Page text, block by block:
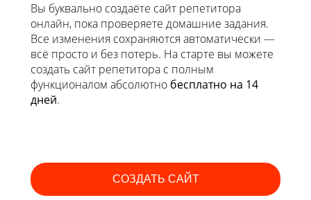
Вы буквально создаёте сайт репетитора
онлайн, пока проверяете домашние задания.
Все изменения сохраняются автоматически —
всё просто и без потерь. На старте вы можете
создать сайт репетитора с полным
функционалом абсолютно бесплатно на 14
дней.
СОЗДАТЬ САЙТ